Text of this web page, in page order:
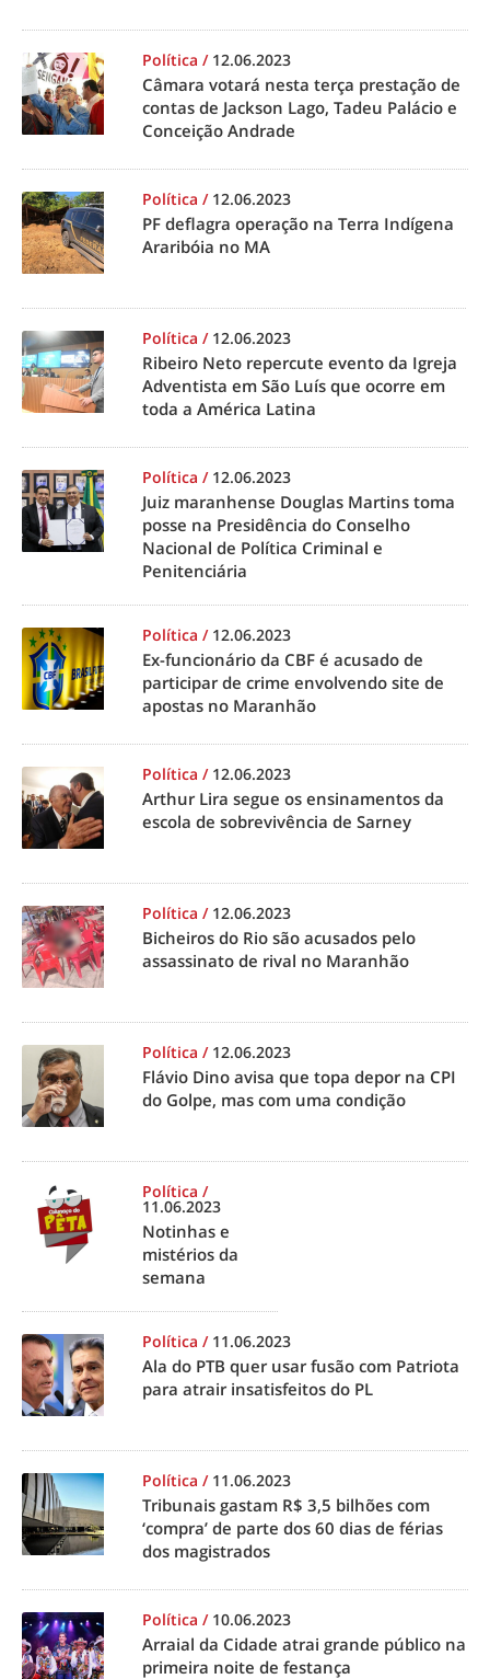
Política / 12.06.2023
Câmara votará nesta terça prestação de
contas de Jackson Lago, Tadeu Palácio e
Conceição Andrade
Política / 12.06.2023
PF deflagra operação na Terra Indígena
Araribóia no MA
Política / 12.06.2023
Ribeiro Neto repercute evento da Igreja
Adventista em São Luís que ocorre em
toda a América Latina
Política / 12.06.2023
Juiz maranhense Douglas Martins toma
posse na Presidência do Conselho
Nacional de Política Criminal e
Penitenciária
Política / 12.06.2023
Ex-funcionário da CBF é acusado de
participar de crime envolvendo site de
apostas no Maranhão
Política / 12.06.2023
Arthur Lira segue os ensinamentos da
escola de sobrevivência de Sarney
Política / 12.06.2023
Bicheiros do Rio são acusados pelo
assassinato de rival no Maranhão
Política / 12.06.2023
Flávio Dino avisa que topa depor na CPI
do Golpe, mas com uma condição
Política /
11.06.2023
Notinhas e
mistérios da
semana
Política / 11.06.2023
Ala do PTB quer usar fusão com Patriota
para atrair insatisfeitos do PL
Política / 11.06.2023
Tribunais gastam R$ 3,5 bilhões com
‘compra’ de parte dos 60 dias de férias
dos magistrados
Política / 10.06.2023
Arraial da Cidade atrai grande público na
primeira noite de festança